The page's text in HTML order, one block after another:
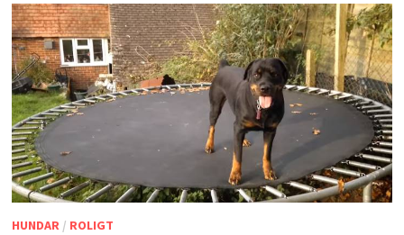
HUNDAR/ ROLIGT